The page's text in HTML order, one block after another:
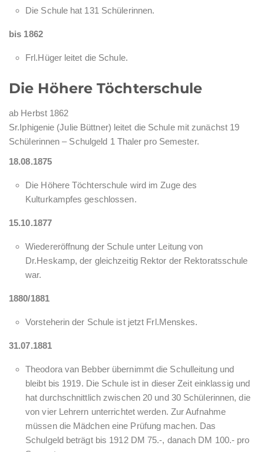
Die Schule hat 131 Schülerinnen.
bis 1862
Frl.Hüger leitet die Schule.
Die Höhere Töchterschule
ab Herbst 1862
Sr.Iphigenie (Julie Büttner) leitet die Schule mit zunächst 19
Schülerinnen – Schulgeld 1 Thaler pro Semester.
18.08.1875
Die Höhere Töchterschule wird im Zuge des
Kulturkampfes geschlossen.
15.10.1877
Wiedereröffnung der Schule unter Leitung von
Dr.Heskamp, der gleichzeitig Rektor der Rektoratsschule
war.
1880/1881
Vorsteherin der Schule ist jetzt Frl.Menskes.
31.07.1881
Theodora van Bebber übernimmt die Schulleitung und
bleibt bis 1919. Die Schule ist in dieser Zeit einklassig und
hat durchschnittlich zwischen 20 und 30 Schülerinnen, die
von vier Lehrern unterrichtet werden. Zur Aufnahme
müssen die Mädchen eine Prüfung machen. Das
Schulgeld beträgt bis 1912 DM 75.-, danach DM 100.- pro